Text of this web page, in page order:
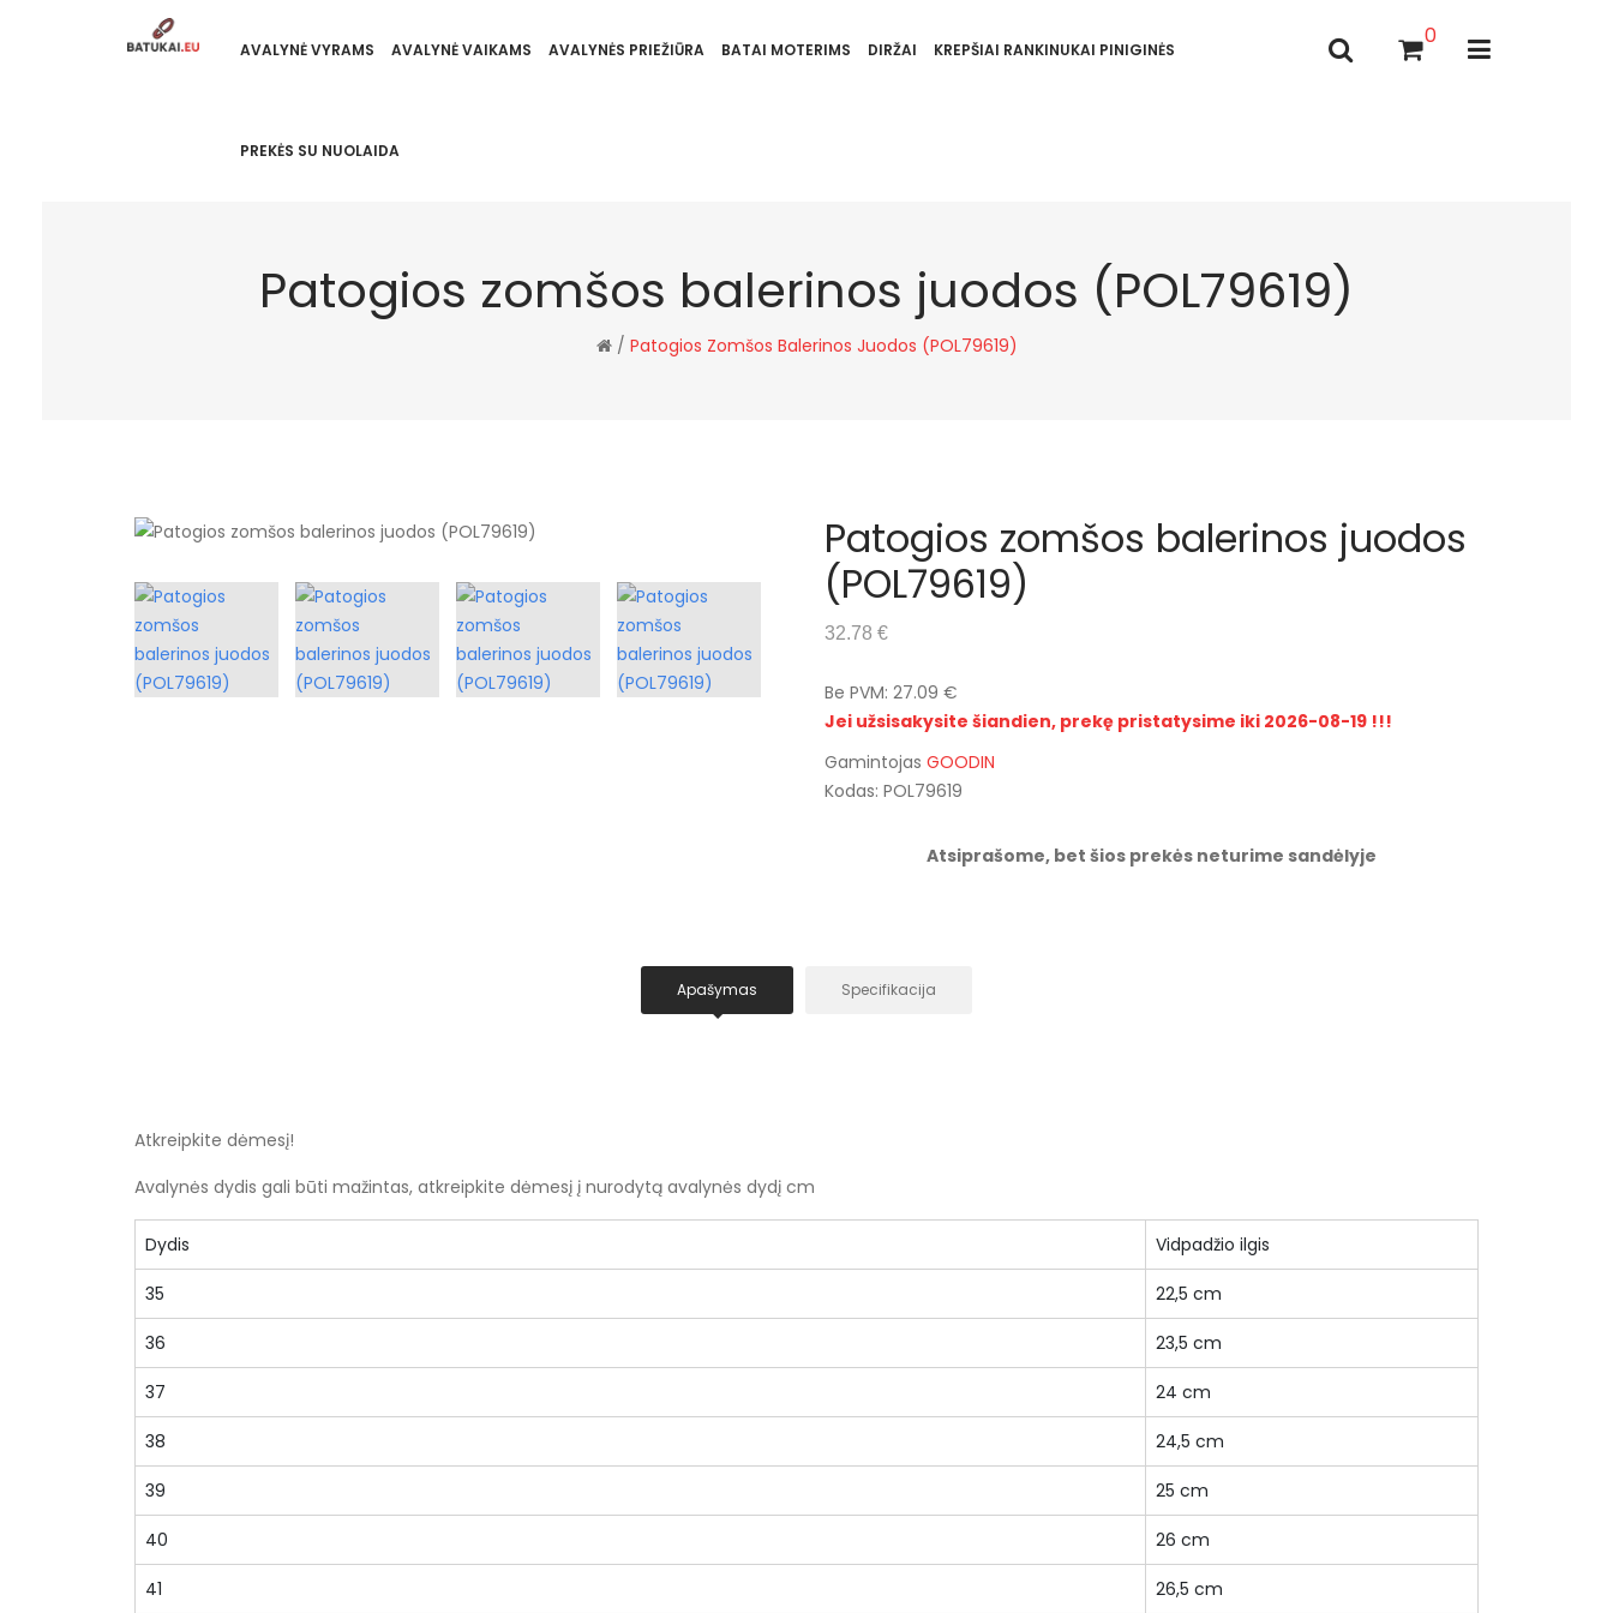
AVALYNĖ VYRAMS AVALYNĖ VAIKAMS AVALYNĖS PRIEŽIŪRA BATAI MOTERIMS DIRŽAI KREPŠIAI RANKINUKAI PINIGINĖS
PREKĖS SU NUOLAIDA
0
Patogios zomšos balerinos juodos (POL79619)
/ Patogios Zomšos Balerinos Juodos (POL79619)
Patogios zomšos balerinos juodos
(POL79619)
32.78 €
Be PVM: 27.09 €
Jei užsisakysite šiandien, prekę pristatysime iki 2026-08-19 !!!
Gamintojas GOODIN
Kodas: POL79619
Atsiprašome, bet šios prekės neturime sandėlyje
Apašymas Specifikacija
Atkreipkite dėmesį!
Avalynės dydis gali būti mažintas, atkreipkite dėmesį į nurodytą avalynės dydį cm
Dydis Vidpadžio ilgis
35 22,5 cm
36 23,5 cm
37 24 cm
38 24,5 cm
39 25 cm
40 26 cm
41 26,5 cm